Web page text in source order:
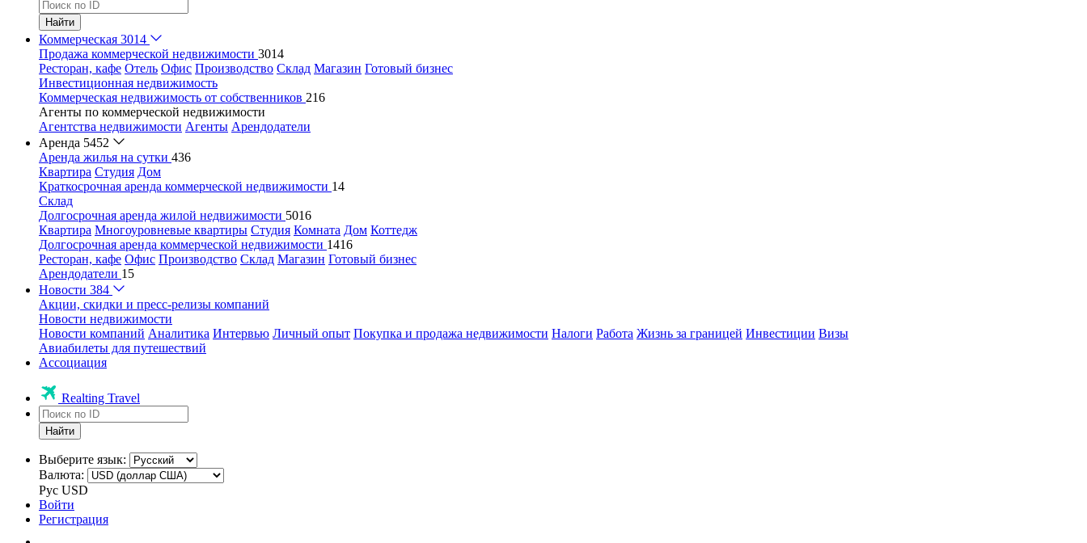
Найти
Коммерческая 3014
Продажа коммерческой недвижимости 3014
Ресторан, кафе Отель Офис Производство Склад Магазин Готовый бизнес
Инвестиционная недвижимость
Коммерческая недвижимость от собственников 216
Агенты по коммерческой недвижимости
Агентства недвижимости Агенты Арендодатели
Аренда 5452
Аренда жилья на сутки 436
Квартира Студия Дом
Краткосрочная аренда коммерческой недвижимости 14
Склад
Долгосрочная аренда жилой недвижимости 5016
Квартира Многоуровневые квартиры Студия Комната Дом Коттедж
Долгосрочная аренда коммерческой недвижимости 1416
Ресторан, кафе Офис Производство Склад Магазин Готовый бизнес
Арендодатели 15
Новости 384
Акции, скидки и пресс-релизы компаний
Новости недвижимости
Новости компаний Аналитика Интервью Личный опыт Покупка и продажа недвижимости Налоги Работа Жизнь за границей Инвестиции Визы
Авиабилеты для путешествий
Ассоциация
Realting Travel
Найти
Выберите язык:
Валюта:
Рус USD
Войти
Регистрация